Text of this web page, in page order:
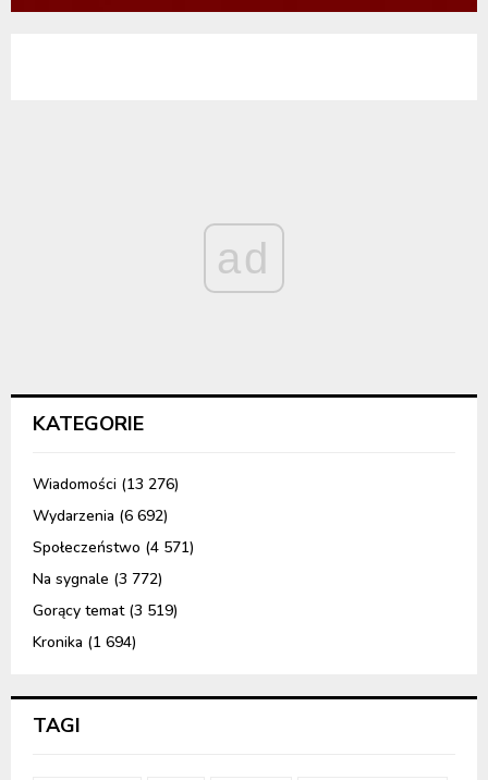
ad
KATEGORIE
Wiadomości (13 276)
Wydarzenia (6 692)
Społeczeństwo (4 571)
Na sygnale (3 772)
Gorący temat(3 519)
Kronika (1 694)
TAGI